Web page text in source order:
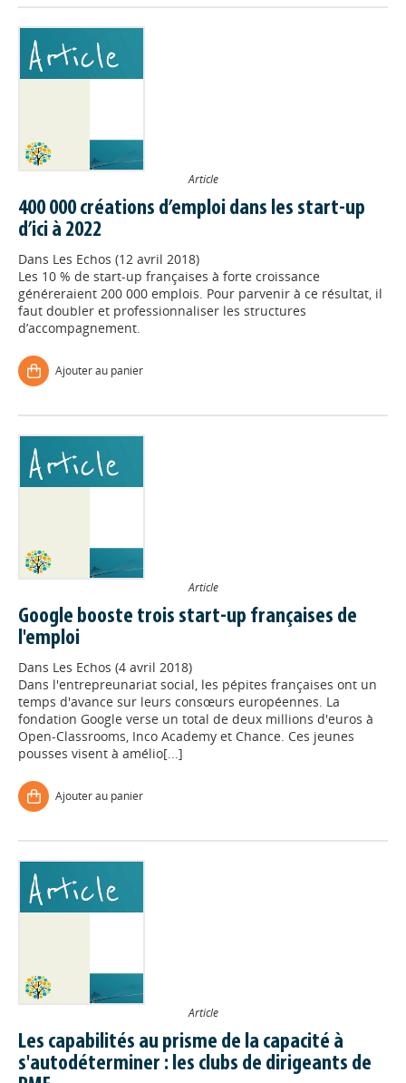
Article
400 000 créations d’emploi dans les start-up
d’ici à 2022
Dans Les Echos (12 avril 2018)
Les 10 % de start-up françaises à forte croissance
généreraient 200 000 emplois. Pour parvenir à ce résultat, il
faut doubler et professionnaliser les structures
d’accompagnement.
Ajouter au panier
Article
Google booste trois start-up françaises de
l'emploi
Dans Les Echos (4 avril 2018)
Dans l'entrepreunariat social, les pépites françaises ont un
temps d'avance sur leurs consœurs européennes. La
fondation Google verse un total de deux millions d'euros à
Open-Classrooms, Inco Academy et Chance. Ces jeunes
pousses visent à amélio[...]
Ajouter au panier
Article
Les capabilités au prisme de la capacité à
s'autodéterminer : les clubs de dirigeants de